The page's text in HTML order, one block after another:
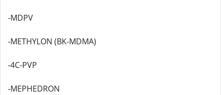
-MDPV
-METHYLON (BK-MDMA)
-4C-PVP
-MEPHEDRON